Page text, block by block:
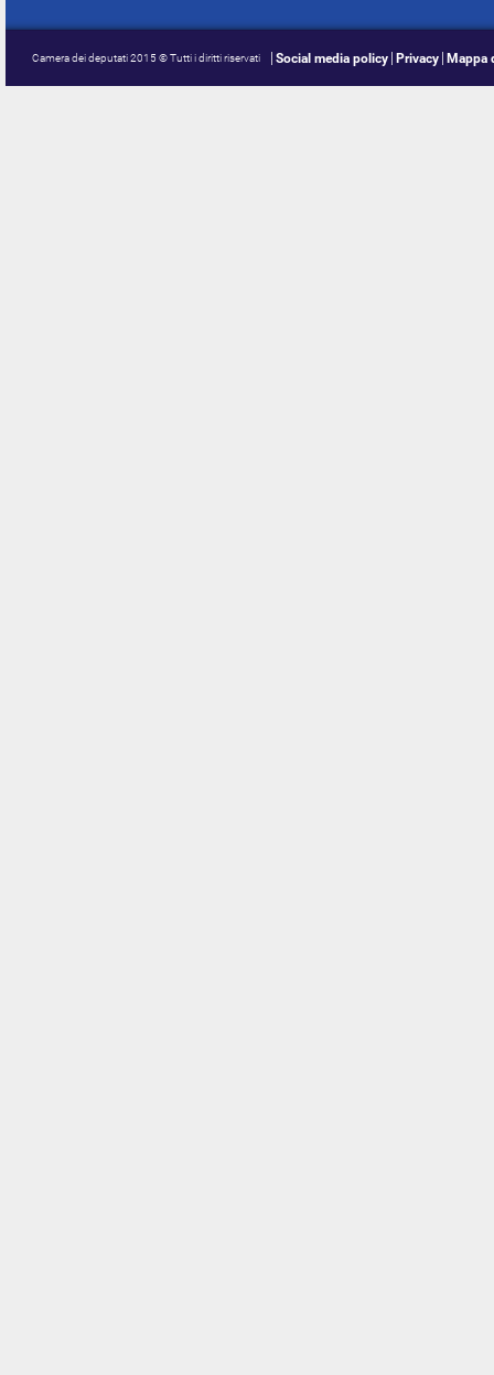
Camera dei deputati 2015 © Tutti i diritti riservati Social media policy Privacy Mappa